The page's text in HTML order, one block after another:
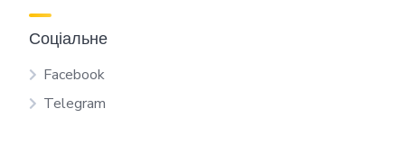
Соціальне
Facebook
Telegram